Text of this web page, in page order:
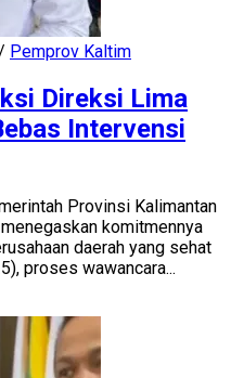
/ Pemprov Kaltim
Direksi Lima
Intervensi
Provinsi Kalimantan
komitmennya
daerah yang sehat
proses wawancara...